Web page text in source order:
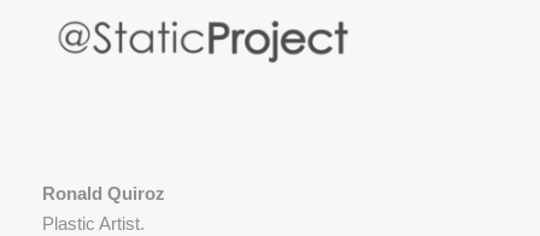
Ronald Quiroz
Plastic Artist.